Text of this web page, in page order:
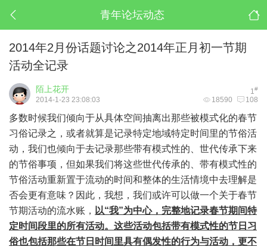
青年论坛动态
2014年2月份话题讨论之2014年正月初一节期
活动全记录
1#
陌上花开
18590 108
2014-1-23 23:08:03
多数时候我们倾向于从具体空间抽离出那些被模式化的春节
习俗记录之，或者就算是记录特定地域特定时间里的节俗活
动，我们也倾向于去记录那些带有模式性的、世代传承下来
的节俗事项，但如果我们将这些世代传承的、带有模式性的
节俗活动重新置于流动的时间和整体的生活情境中去理解是
否会更有意味？因此，我想，我们或许可以做一个关于春节
节期活动的流水账， 以“我”为中心，完整地记录春节期间特
定时间段里的所有活动。这些活动包括带有模式性的节日习
俗也包括那些在节日时间里具有偶发性的行为与活动，更不